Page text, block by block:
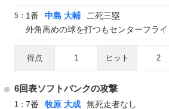
5： 1番 中島 大輔
二死三塁
外角高めの球を打つもセンターフライ
得点 1 ヒット 2
6回表ソフトバンクの攻撃
1： 7番 牧原 大成
無死走者なし